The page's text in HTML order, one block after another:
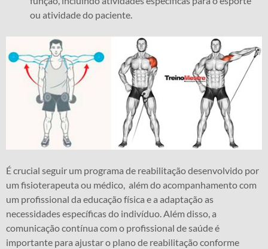
ou atividade do paciente.
É crucial seguir um programa de reabilitação desenvolvido por
um fisioterapeuta ou médico, além do acompanhamento com
um profissional da educação física e a adaptação as
necessidades específicas do indivíduo. Além disso, a
comunicação contínua com o profissional de saúde é
importante para ajustar o plano de reabilitação conforme